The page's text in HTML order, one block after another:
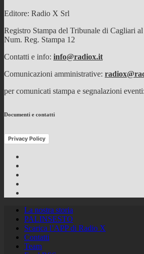
Editore: Radio X Srl
Registro Stampa del Tribunale di Cagliari
Num. Reg. Stampa 12
Contatti e info: info@radiox.it
Comunicazioni amministrative:
per comunicati stampa e segnalazioni eventi:
Documenti e contatti
Privacy Policy
La nostra storia
PALINSESTO
Scarica l’APP di Radio X
Contatti
Team